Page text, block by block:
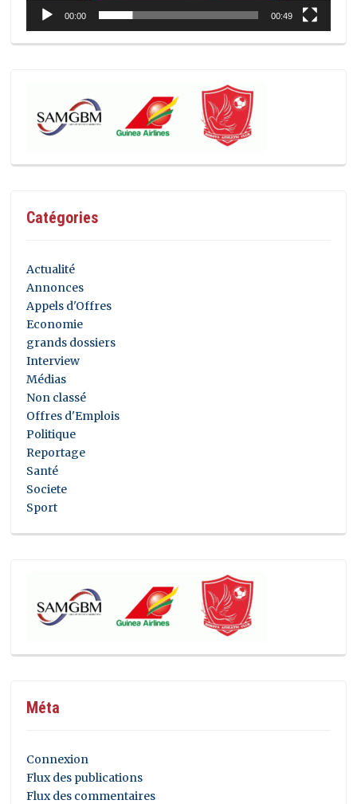
00:00 00:49
Catégories
Actualité
Annonces
Appels d'Offres
Economie
grands dossiers
Interview
Médias
Non classé
Offres d'Emplois
Politique
Reportage
Santé
Societe
Sport
Méta
Connexion
Flux des publications
Flux des commentaires